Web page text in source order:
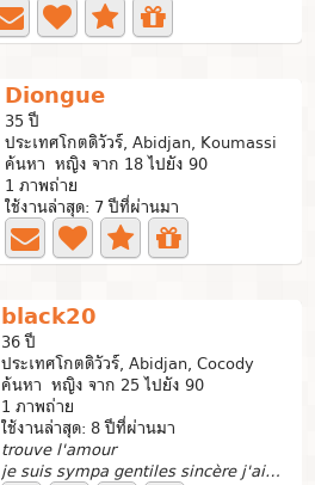
Diongue
35 ปี
ประเทศโกตดิวัวร์, Abidjan, Koumassi
ค้นหา หญิง จาก 18 ไปยัง 90
1 ภาพถ่าย
ใช้งานล่าสุด: 7 ปีที่ผ่านมา
black20
36 ปี
ประเทศโกตดิวัวร์, Abidjan, Cocody
ค้นหา หญิง จาก 25 ไปยัง 90
1 ภาพถ่าย
ใช้งานล่าสุด: 8 ปีที่ผ่านมา
trouve l'amour
je suis sympa gentiles sincère j'aime tout